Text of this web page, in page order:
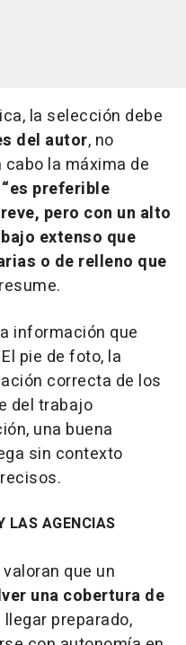
la selección debe
del autor, no
la máxima de
“es preferible
pero con un alto
extenso que
o de relleno que
información que
pie de foto, la
correcta de los
del trabajo
una buena
sin contexto
LAS AGENCIAS
que un
una cobertura de
preparado,